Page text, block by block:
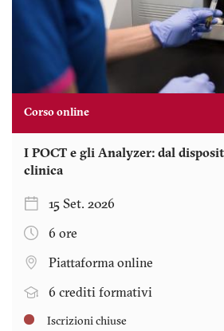
Corso online
I POCT e gli Analyzer: dal
clinica
15 Set. 2026
6 ore
Piattaforma online
6 crediti formativi
Iscrizioni chiuse